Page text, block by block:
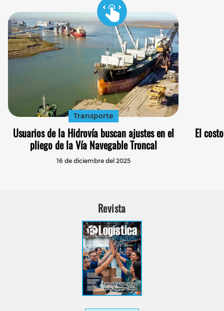
Transporte
Usuarios de la Hidrovía buscan ajustes en el
pliego de la Vía Navegable Troncal
16 de diciembre del 2025
El
Revista